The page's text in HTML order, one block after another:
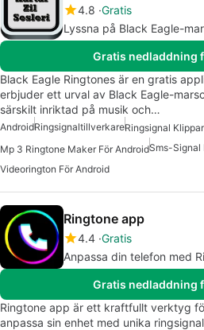
4.8 Gratis
Lyssna på Black Eagle-
Gratis nedladdning
Black Eagle Ringtones är en gratis
erbjuder ett urval av Black Eagle-
särskilt inriktad på musik och…
AndroidRingsignaltillverkare
Mp 3 Ringtone Maker För AndroidSms-Signal
Videorington För Android
Ringtone app
4.4 Gratis
Anpassa din telefon med
Gratis nedladdning
Ringtone app är ett kraftfullt verktyg
anpassa sin enhet med unika